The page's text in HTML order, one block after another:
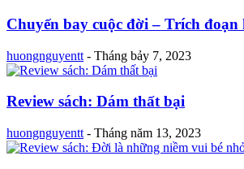
Chuyến bay cuộc đời – Trích đoạn
huongnguyentt - Tháng bảy 7, 2023
Review sách: Dám thất bại
huongnguyentt - Tháng năm 13, 2023